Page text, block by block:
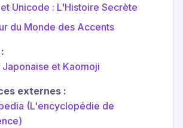
et Unicode : L'Histoire Secrète
du Monde des Accents
Japonaise et Kaomoji
externes :
(L'encyclopédie de